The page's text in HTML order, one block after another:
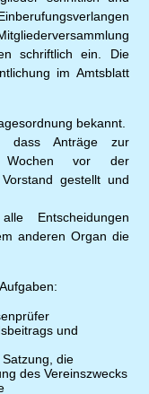
schriftlich ein. Die
im Amtsblatt
bekannt.
dass Anträge zur
Wochen vor der
gestellt und
Entscheidungen
anderen Organ die
und
die
des Vereinszwecks